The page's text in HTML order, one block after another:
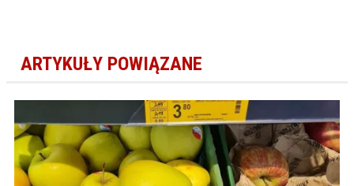
ARTYKUŁY POWIĄZANE